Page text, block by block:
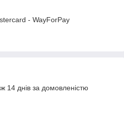
- WayForPay
14 днів за домовленістю